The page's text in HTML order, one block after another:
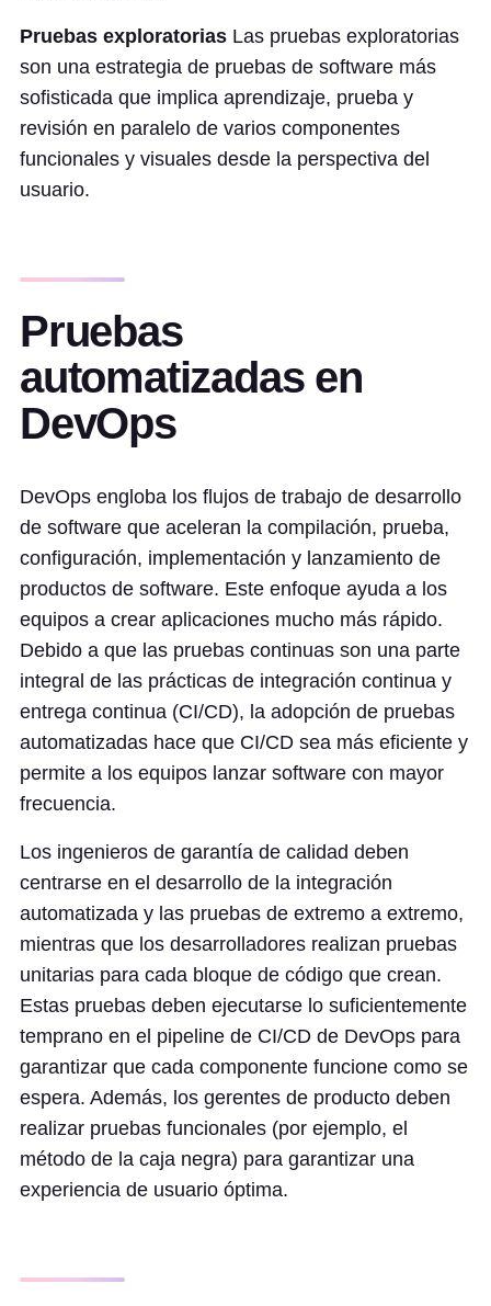
Pruebas exploratorias Las pruebas exploratorias
son una estrategia de pruebas de software más
sofisticada que implica aprendizaje, prueba y
revisión en paralelo de varios componentes
funcionales y visuales desde la perspectiva del
usuario.
Pruebas
automatizadas en
DevOps
DevOps engloba los flujos de trabajo de desarrollo
de software que aceleran la compilación, prueba,
configuración, implementación y lanzamiento de
productos de software. Este enfoque ayuda a los
equipos a crear aplicaciones mucho más rápido.
Debido a que las pruebas continuas son una parte
integral de las prácticas de integración continua y
entrega continua (CI/CD), la adopción de pruebas
automatizadas hace que CI/CD sea más eficiente y
permite a los equipos lanzar software con mayor
frecuencia.
Los ingenieros de garantía de calidad deben
centrarse en el desarrollo de la integración
automatizada y las pruebas de extremo a extremo,
mientras que los desarrolladores realizan pruebas
unitarias para cada bloque de código que crean.
Estas pruebas deben ejecutarse lo suficientemente
temprano en el pipeline de CI/CD de DevOps para
garantizar que cada componente funcione como se
espera. Además, los gerentes de producto deben
realizar pruebas funcionales (por ejemplo, el
método de la caja negra) para garantizar una
experiencia de usuario óptima.